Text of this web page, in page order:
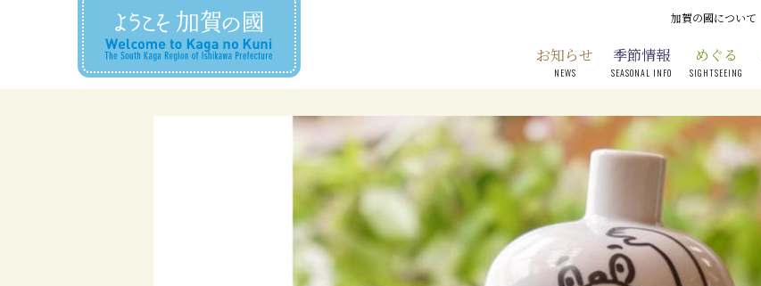
加賀の國について
お知らせ
NEWS
季節情報
SEASONAL INFO
めぐる
SIGHTSEEING